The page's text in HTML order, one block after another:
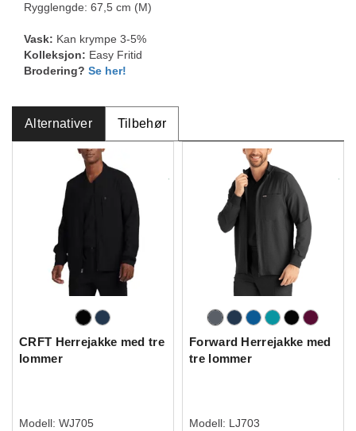
Rygglengde: 67,5 cm (M)
Vask: Kan krympe 3-5%
Kolleksjon: Easy Fritid
Brodering? Se her!
Alternativer Tilbehør
CRFT Herrejakke med tre
lommer
Modell: WJ705
Forward Herrejakke med
tre lommer
Modell: LJ703